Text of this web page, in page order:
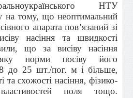
НТУ
на тому, що неоптимальний
апарата пов’язаний зі
насіння та швидкості
що за висіву насіння
норми посіву його
до 25 шт./пог. м і більше,
та схожості насіння, фізико-
властивостей поля тощо.